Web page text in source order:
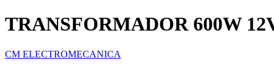
TRANSFORMADOR 600W
CM ELECTROMECANICA